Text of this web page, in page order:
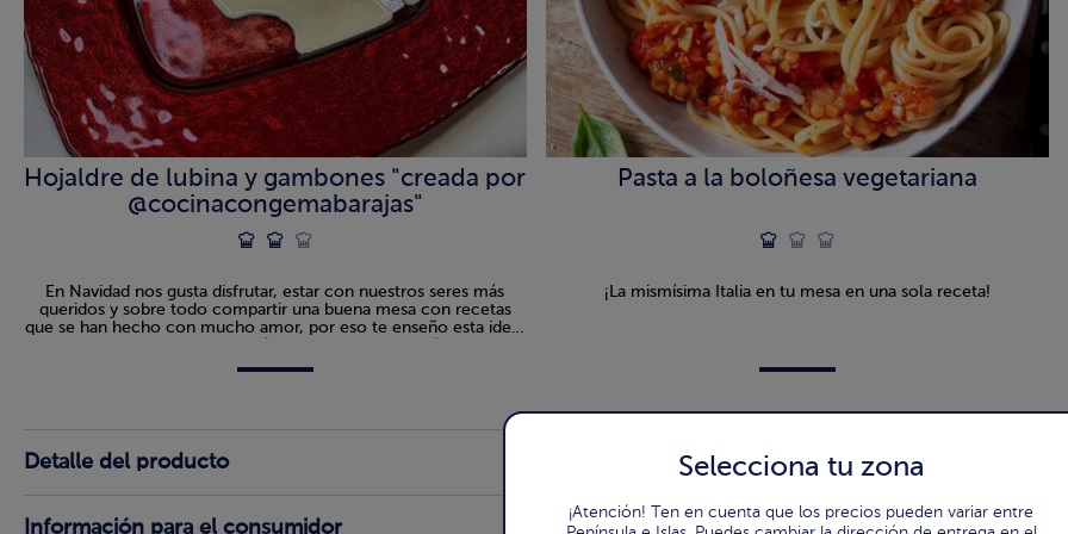
Hojaldre de lubina y gambones "creada por
@cocinacongemabarajas"
En Navidad nos gusta disfrutar, estar con nuestros seres más
queridos y sobre todo compartir una buena mesa con recetas
que se han hecho con mucho amor, por eso te enseño esta idea,
Pasta a la boloñesa vegetariana
¡La mismísima Italia en tu mesa en una sola receta!
Detalle del producto
Información para el consumidor
Selecciona tu zona
¡Atención! Ten en cuenta que los precios pueden variar entre